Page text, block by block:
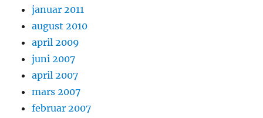
januar 2011
august 2010
april 2009
juni 2007
april 2007
mars 2007
februar 2007